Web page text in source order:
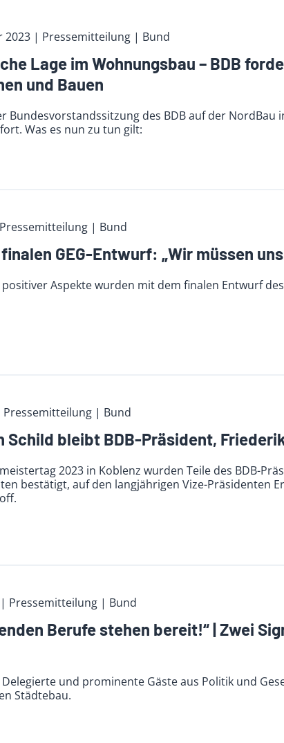
2023 | Pressemitteilung | Bund
Lage im Wohnungsbau – BDB
und Bauen
Bundesvorstandssitzung des BDB auf der
Was es nun zu tun gilt:
| Bund
finalen GEG-Entwurf: „Wir müssen
Aspekte wurden mit dem finalen Entwurf
Pressemitteilung | Bund
Schild bleibt BDB-Präsident,
2023 in Koblenz wurden Teile des BDB-
bestätigt, auf den langjährigen Vize-Präsidenten
| Pressemitteilung | Bund
Berufe stehen bereit!“ | Zwei
Delegierte und prominente Gäste aus Politik und
Städtebau.